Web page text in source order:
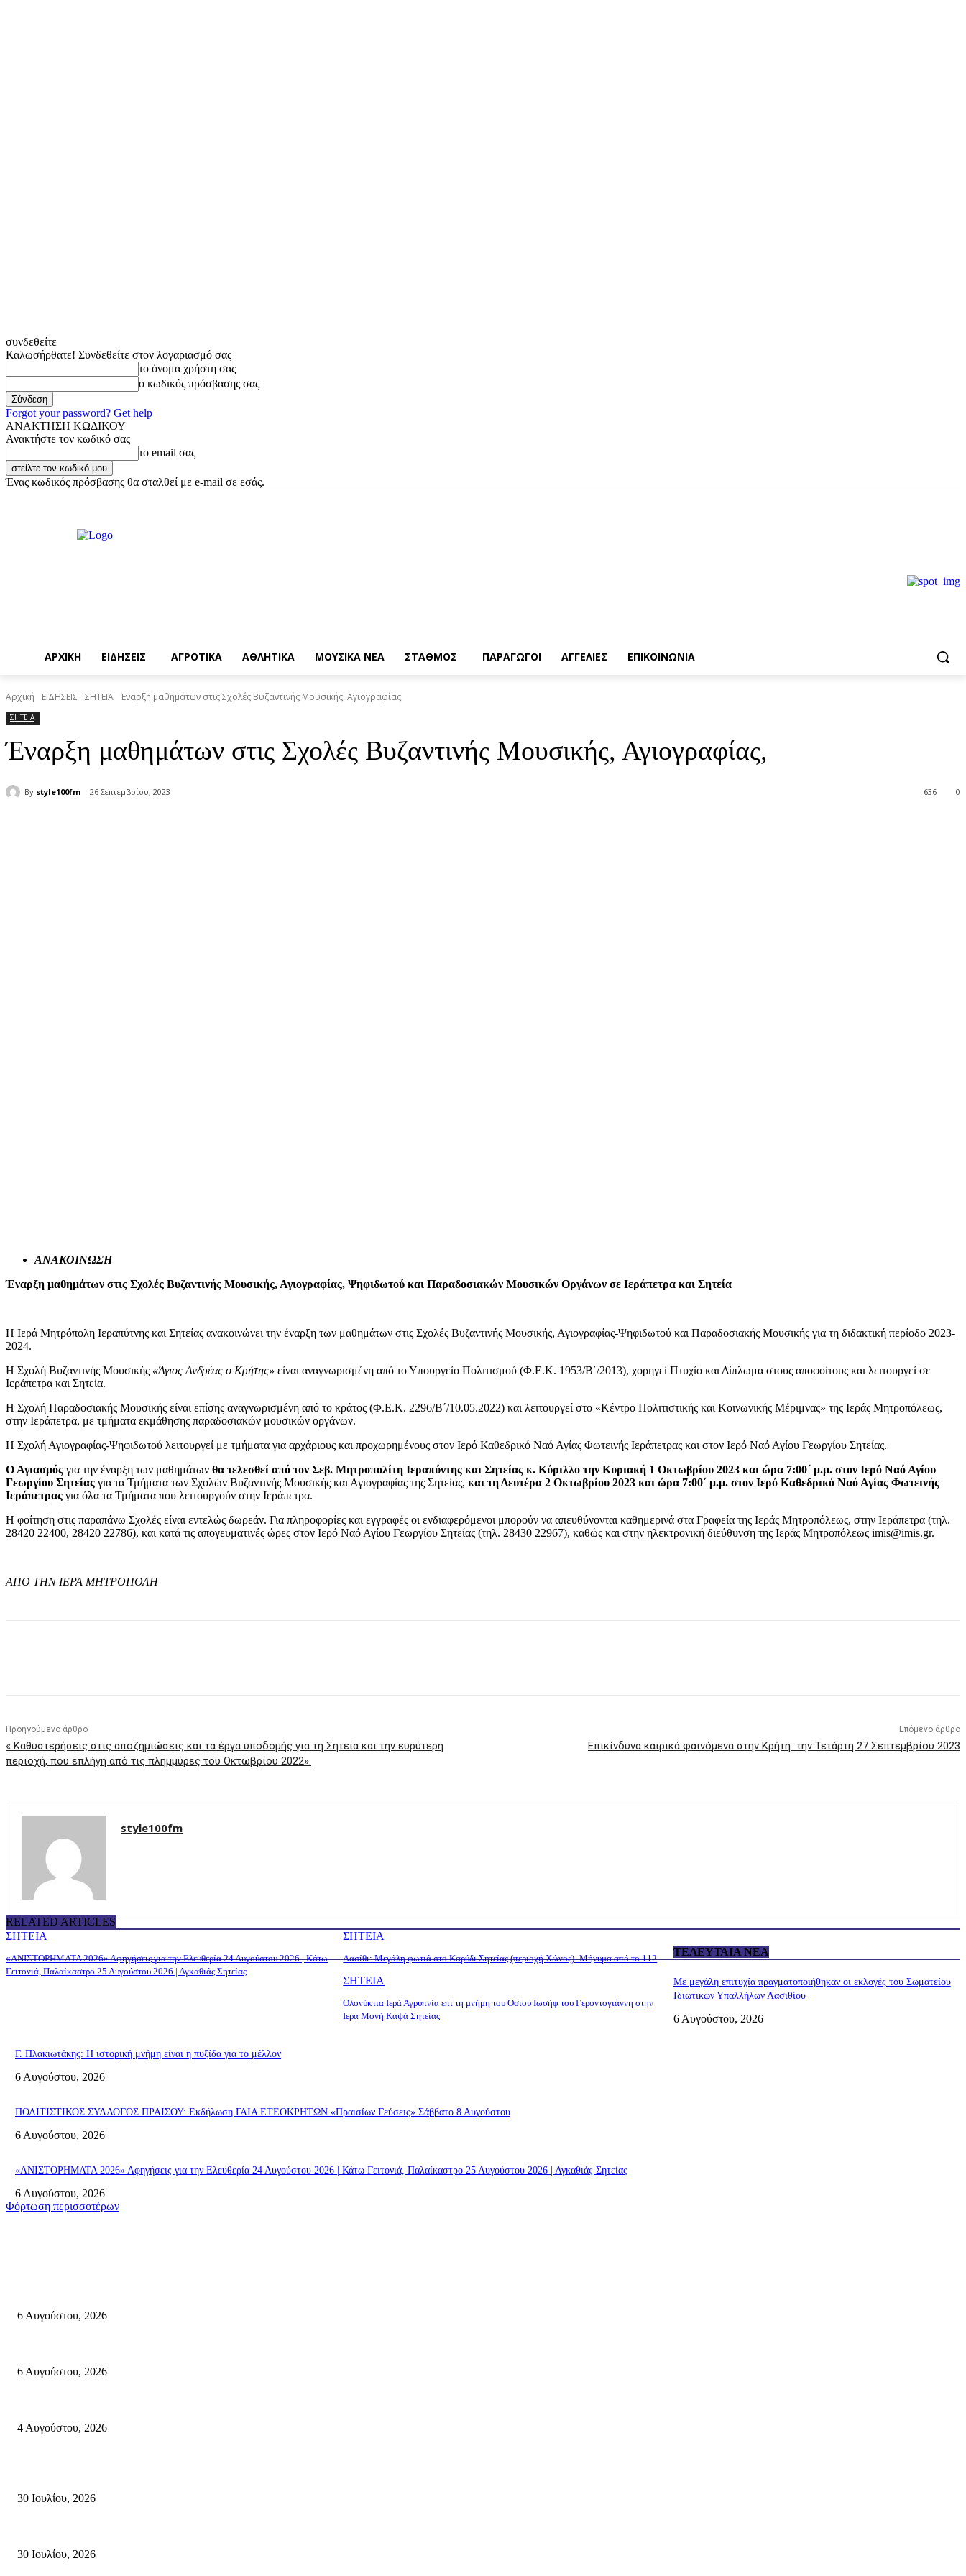
συνδεθείτε
Καλωσήρθατε! Συνδεθείτε στον λογαριασμό σας
το όνομα χρήστη σας
ο κωδικός πρόσβασης σας
Forgot your password? Get help
ΑΝΑΚΤΗΣΗ ΚΩΔΙΚΟΥ
Ανακτήστε τον κωδικό σας
το email σας
Ένας κωδικός πρόσβασης θα σταλθεί με e-mail σε εσάς.
ΑΡΧΙΚΗ ΕΙΔΗΣΕΙΣ ΑΓΡΟΤΙΚΑ ΑΘΛΗΤΙΚΑ ΜΟΥΣΙΚΑ ΝΕΑ ΣΤΑΘΜΟΣ ΠΑΡΑΓΩΓΟΙ ΑΓΓΕΛΙΕΣ ΕΠΙΚΟΙΝΩΝΙΑ
Αρχική ΕΙΔΗΣΕΙΣ ΣΗΤΕΙΑ Έναρξη μαθημάτων στις Σχολές Βυζαντινής Μουσικής, Αγιογραφίας,
ΣΗΤΕΙΑ
Έναρξη μαθημάτων στις Σχολές Βυζαντινής Μουσικής, Αγιογραφίας,
By style100fm 26 Σεπτεμβρίου, 2023 0
636
ΑΝΑΚΟΙΝΩΣΗ
Έναρξη μαθημάτων στις Σχολές Βυζαντινής Μουσικής, Αγιογραφίας, Ψηφιδωτού και Παραδοσιακών Μουσικών Οργάνων σε Ιεράπετρα και Σητεία
Η Ιερά Μητρόπολη Ιεραπύτνης και Σητείας ανακοινώνει την έναρξη των μαθημάτων στις Σχολές Βυζαντινής Μουσικής, Αγιογραφίας-Ψηφιδωτού και Παραδοσιακής Μουσικής για τη διδακτική περίοδο 2023-
2024.
Η Σχολή Βυζαντινής Μουσικής «Άγιος Ανδρέας ο Κρήτης» είναι αναγνωρισμένη από το Υπουργείο Πολιτισμού (Φ.Ε.Κ. 1953/Β΄/2013), χορηγεί Πτυχίο και Δίπλωμα στους αποφοίτους και λειτουργεί σε
Ιεράπετρα και Σητεία.
Η Σχολή Παραδοσιακής Μουσικής είναι επίσης αναγνωρισμένη από το κράτος (Φ.Ε.Κ. 2296/Β΄/10.05.2022) και λειτουργεί στο «Κέντρο Πολιτιστικής και Κοινωνικής Μέριμνας» της Ιεράς Μητροπόλεως,
στην Ιεράπετρα, με τμήματα εκμάθησης παραδοσιακών μουσικών οργάνων.
Η Σχολή Αγιογραφίας-Ψηφιδωτού λειτουργεί με τμήματα για αρχάριους και προχωρημένους στον Ιερό Καθεδρικό Ναό Αγίας Φωτεινής Ιεράπετρας και στον Ιερό Ναό Αγίου Γεωργίου Σητείας.
Ο Αγιασμός για την έναρξη των μαθημάτων θα τελεσθεί από τον Σεβ. Μητροπολίτη Ιεραπύντης και Σητείας κ. Κύριλλο την Κυριακή 1 Οκτωβρίου 2023 και ώρα 7:00΄ μ.μ. στον Ιερό Ναό Αγίου
Γεωργίου Σητείας για τα Τμήματα των Σχολών Βυζαντινής Μουσικής και Αγιογραφίας της Σητείας, και τη Δευτέρα 2 Οκτωβρίου 2023 και ώρα 7:00΄ μ.μ. στον Ιερό Καθεδρικό Ναό Αγίας Φωτεινής
Ιεράπετρας για όλα τα Τμήματα που λειτουργούν στην Ιεράπετρα.
Η φοίτηση στις παραπάνω Σχολές είναι εντελώς δωρεάν. Για πληροφορίες και εγγραφές οι ενδιαφερόμενοι μπορούν να απευθύνονται καθημερινά στα Γραφεία της Ιεράς Μητροπόλεως, στην Ιεράπετρα (τηλ.
28420 22400, 28420 22786), και κατά τις απογευματινές ώρες στον Ιερό Ναό Αγίου Γεωργίου Σητείας (τηλ. 28430 22967), καθώς και στην ηλεκτρονική διεύθυνση της Ιεράς Μητροπόλεως imis@imis.gr.
ΑΠΟ ΤΗΝ ΙΕΡΑ ΜΗΤΡΟΠΟΛΗ
Προηγούμενο άρθρο
« Καθυστερήσεις στις αποζημιώσεις και τα έργα υποδομής για τη Σητεία και την ευρύτερη
περιοχή, που επλήγη από τις πλημμύρες του Οκτωβρίου 2022».
Επόμενο άρθρο
Επικίνδυνα καιρικά φαινόμενα στην Κρήτη την Τετάρτη 27 Σεπτεμβρίου 2023
style100fm
RELATED ARTICLES
ΣΗΤΕΙΑ
«ΑΝΙΣΤΟΡΗΜΑΤΑ 2026» Αφηγήσεις για την Ελευθερία 24 Αυγούστου 2026 | Κάτω
Γειτονιά, Παλαίκαστρο 25 Αυγούστου 2026 | Αγκαθιάς Σητείας
ΣΗΤΕΙΑ
Λασίθι: Μεγάλη φωτιά στο Καρύδι Σητείας (περιοχή Χώνος)- Μήνυμα από το 112
ΣΗΤΕΙΑ
Ολονύκτια Ιερά Αγρυπνία επί τη μνήμη του Οσίου Ιωσήφ του Γεροντογιάννη στην
Ιερά Μονή Καψά Σητείας
ΤΕΛΕΥΤΑΊΑ ΝΈΑ
Με μεγάλη επιτυχία πραγματοποιήθηκαν οι εκλογές του Σωματείου
Ιδιωτικών Υπαλλήλων Λασιθίου
6 Αυγούστου, 2026
Γ. Πλακιωτάκης: Η ιστορική μνήμη είναι η πυξίδα για το μέλλον
6 Αυγούστου, 2026
ΠΟΛΙΤΙΣΤΙΚΟΣ ΣΥΛΛΟΓΟΣ ΠΡΑΙΣΟΥ: Εκδήλωση ΓΑΙΑ ΕΤΕΟΚΡΗΤΩΝ «Πραισίων Γεύσεις» Σάββατο 8 Αυγούστου
6 Αυγούστου, 2026
«ΑΝΙΣΤΟΡΗΜΑΤΑ 2026» Αφηγήσεις για την Ελευθερία 24 Αυγούστου 2026 | Κάτω Γειτονιά, Παλαίκαστρο 25 Αυγούστου 2026 | Αγκαθιάς Σητείας
6 Αυγούστου, 2026
Φόρτωση περισσοτέρων
6 Αυγούστου, 2026
6 Αυγούστου, 2026
4 Αυγούστου, 2026
30 Ιουλίου, 2026
30 Ιουλίου, 2026